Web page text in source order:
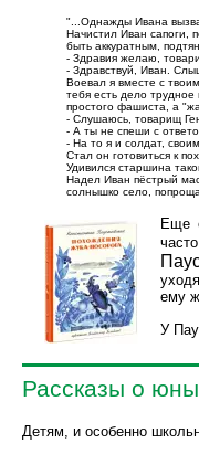
"...Однажды Ивана
Начистил Иван сапоги,
быть аккуратным,
- Здравия желаю,
- Здравствуй, Иван.
Воевал я вместе с
тебя есть дело
простого фашиста, а
- Слушаюсь, товарищ
- А ты не спеши с
- На то я и солдат,
Стал он готовиться к
Удивился старшина
Надел Иван пёстрый
солнышко село,
Еще
ему
У
Рассказы о
Детям, и особенно